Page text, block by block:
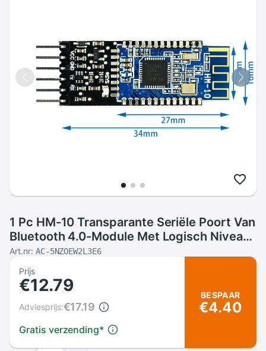
1 Pc HM-10 Transparante Seriële Poort Van
Bluetooth 4.0-Module Met Logisch Niveau
Vertaler
Art.nr: AC-5NZOEW2L3E6
Prijs
€12.79
Gratis verzending*
Adviesprijs:€17.19
BESPAAR
€4.40